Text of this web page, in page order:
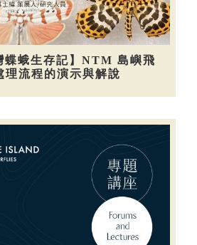
蝶蛾生存記】NTM 島嶼飛
流程的演示與解說